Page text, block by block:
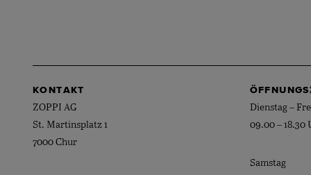
KONTAKT
ZOPPI AG
St. Martinsplatz 1
7000 Chur
Dienstag –
09.00 – 18.30
Samstag